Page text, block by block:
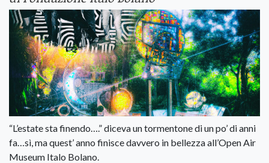
“L’estate sta finendo….” diceva un tormentone di un po’ di anni
fa…sì, ma quest’ anno finisce davvero in bellezza all’Open Air
Museum Italo Bolano.